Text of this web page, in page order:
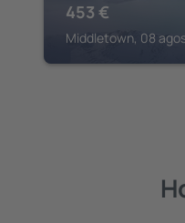
453 €
Middletown, 08